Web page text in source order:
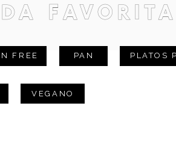
favorita
FREE PAN PLATOS
VEGANO